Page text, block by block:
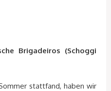
Brigadeiros (Schoggi
stattfand, haben wir